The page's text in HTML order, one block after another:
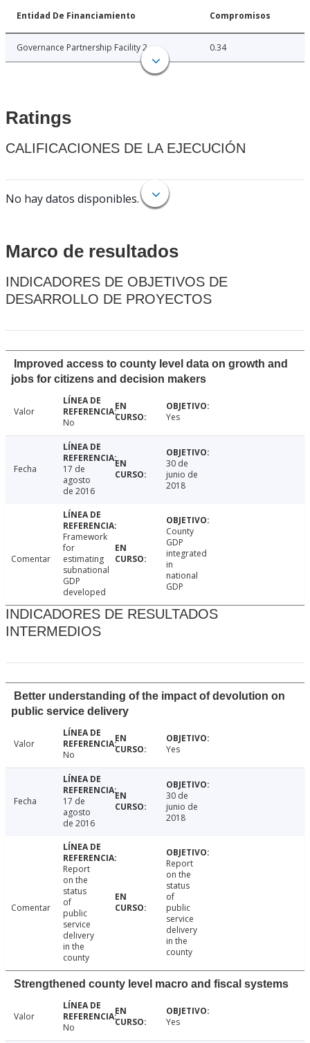
Entidad De Financiamiento Compromisos
Governance Partnership Facility 2 0.34
Ratings
CALIFICACIONES DE LA EJECUCIÓN
No hay datos disponibles.
Marco de resultados
INDICADORES DE OBJETIVOS DE
DESARROLLO DE PROYECTOS
Improved access to county level data on growth and
jobs for citizens and decision makers
Valor
No
Yes
Fecha
17 de
agosto
de 2016
30 de
junio de
2018
Comentar
Framework
for
estimating
subnational
GDP
developed
County
GDP
integrated
in
national
GDP
INDICADORES DE RESULTADOS
INTERMEDIOS
Better understanding of the impact of devolution on
public service delivery
Valor
No
Yes
Fecha
17 de
agosto
de 2016
30 de
junio de
2018
Comentar
Report
on the
status
of
public
service
delivery
in the
county
Report
on the
status
of
public
service
delivery
in the
county
Strengthened county level macro and fiscal systems
Valor
No
Yes